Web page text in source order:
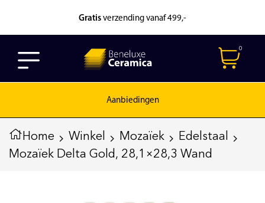
Gratis verzending vanaf 499,-
0
Aanbiedingen
Home Winkel Mozaïek
Edelstaal
Mozaïek Delta Gold, 28,1×28,3 Wand